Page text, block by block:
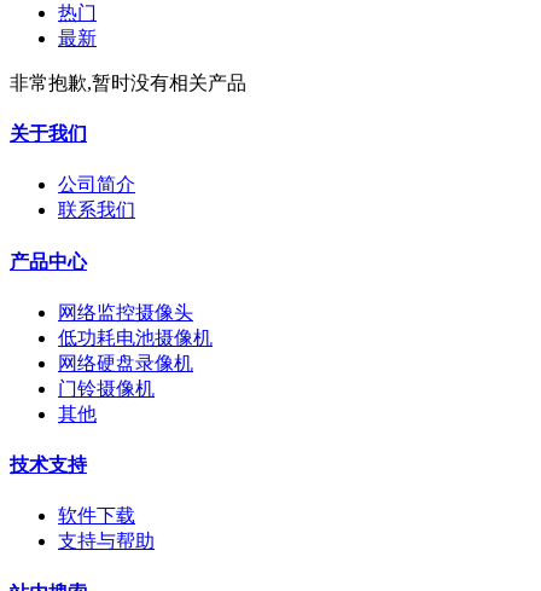
热门
最新
非常抱歉,暂时没有相关产品
关于我们
公司简介
联系我们
产品中心
网络监控摄像头
低功耗电池摄像机
网络硬盘录像机
门铃摄像机
其他
技术支持
软件下载
支持与帮助